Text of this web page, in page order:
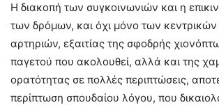
Η διακοπή των συγκοινωνιών και η
των δρόμων, και όχι μόνο των κεντρικών
αρτηριών, εξαιτίας της σφοδρής
παγετού που ακολουθεί, αλλά και της
ορατότητας σε πολλές περιπτώσεις,
περίπτωση σπουδαίου λόγου, που